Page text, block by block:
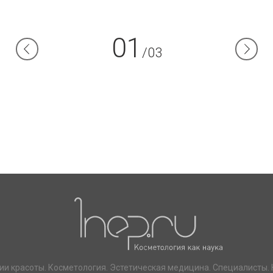
01 /03
красоты. Косметология. Эстетическая медицина. Специалисты.